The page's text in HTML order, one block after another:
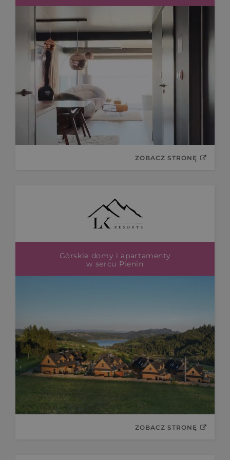
ZOBACZ STRONĘ
Górskie domy i apartamenty
w sercu Pienin
ZOBACZ STRONĘ